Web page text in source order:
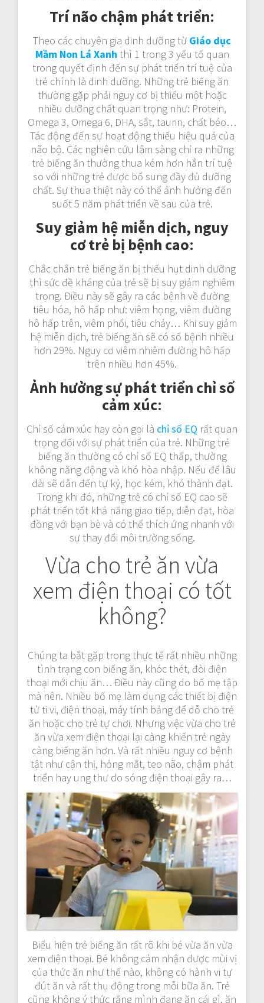
Trí não chậm phát triển:
Theo các chuyên gia dinh dưỡng từ Giáo dục
Mầm Non Lá Xanh thì 1 trong 3 yếu tố quan
trong quyết định đến sự phát triển trí tuệ của
trẻ chính là dinh dưỡng. Những trẻ biếng ăn
thường gặp phải nguy cơ bị thiếu một hoặc
nhiều dưỡng chất quan trọng như: Protein,
Omega 3, Omega 6, DHA, sắt, taurin, chất béo…
Tác động đến sự hoạt động thiếu hiệu quả của
não bộ. Các nghiên cứu lâm sàng chỉ ra những
trẻ biếng ăn thường thua kém hơn hẳn trí tuệ
so với những trẻ được bổ sung đầy đủ dưỡng
chất. Sự thua thiệt này có thể ảnh hưởng đến
suốt 5 năm phát triển về sau của trẻ.
Suy giảm hệ miễn dịch, nguy
cơ trẻ bị bệnh cao:
Chắc chắn trẻ biếng ăn bị thiếu hụt dinh dưỡng
thì sức đề kháng của trẻ sẽ bị suy giảm nghiêm
trọng. Điều này sẽ gây ra các bệnh về đường
tiêu hóa, hô hấp như: viêm họng, viêm đường
hô hấp trên, viêm phổi, tiêu chảy… Khi suy giảm
hệ miễn dịch, trẻ biếng ăn sẽ có số bệnh nhiều
hơn 29%. Nguy cơ viêm nhiễm đường hô hấp
trên nhiều hơn 45%.
Ảnh hưởng sự phát triển chỉ số
cảm xúc:
Chỉ số cảm xúc hay còn gọi là chỉ số EQ rất quan
trọng đối với sự phát triển của trẻ. Những trẻ
biếng ăn thường có chỉ số EQ thấp, thường
không năng động và khó hòa nhập. Nếu để lâu
dài sẽ dẫn đến tự kỷ, học kém, khó thành đạt.
Trong khi đó, những trẻ có chỉ số EQ cao sẽ
phát triển tốt khả năng giao tiếp, diễn đạt, hòa
đồng với bạn bè và có thể thích ứng nhanh với
sự thay đổi môi trường sống.
Vừa cho trẻ ăn vừa
xem điện thoại có tốt
không?
Chúng ta bắt gặp trong thực tế rất nhiều những
tình trạng con biếng ăn, khóc thét, đòi điện
thoại mới chịu ăn… Điều này cũng do bố mẹ tập
mà nên. Nhiều bố mẹ làm dụng các thiết bị điện
tử ti vi, điện thoại, máy tính bảng để dỗ cho trẻ
ăn hoặc cho trẻ tự chơi. Nhưng việc vừa cho trẻ
ăn vừa xem điện thoại lại càng khiến trẻ ngày
càng biếng ăn hơn. Và rất nhiều nguy cơ bệnh
tật như cận thị, hỏng mắt, teo não, chậm phát
triển hay ung thư do sóng điện thoại gây ra…
Biểu hiện trẻ biếng ăn rất rõ khi bé vừa ăn vừa
xem điện thoại. Bé không cảm nhận được mùi vị
của thức ăn như thế nào, không có hành vi tự
đút ăn và rất thụ động trong mỗi bữa ăn. Trẻ
cũng không ý thức rằng mình đang ăn cái gì, ăn